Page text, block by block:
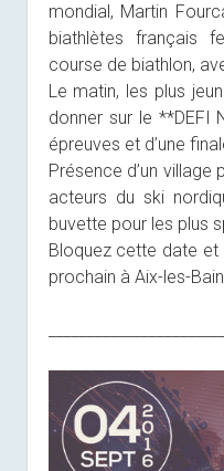
mondial, Martin
biathlètes français
course de biathlon,
Le matin, les plus
donner sur le **DEFI
épreuves et d’une
Présence d’un
acteurs du ski
buvette pour les plus
Bloquez cette date
prochain à Aix-les-